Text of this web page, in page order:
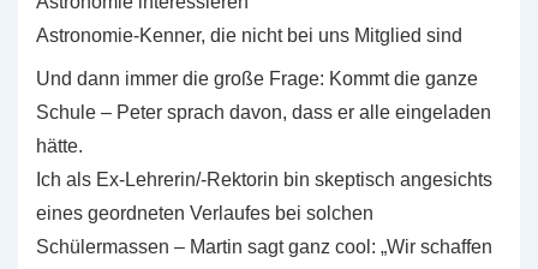
Astronomie-Kenner, die nicht bei uns Mitglied sind
Und dann immer die große Frage: Kommt die ganze
Schule – Peter sprach davon, dass er alle eingeladen
hätte.
Ich als Ex-Lehrerin/-Rektorin bin skeptisch angesichts
eines geordneten Verlaufes bei solchen
Schülermassen – Martin sagt ganz cool: „Wir schaffen